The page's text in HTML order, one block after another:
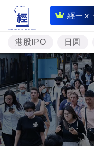
經一 x
即
時
財
經
專
題
投
資
樓
港股IPO 日圓